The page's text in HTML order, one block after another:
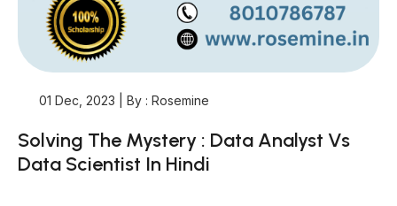
01 Dec, 2023 | By : Rosemine
Solving The Mystery : Data Analyst Vs
Data Scientist In Hindi